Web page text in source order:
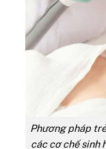
Phương pháp
các cơ chế sinh